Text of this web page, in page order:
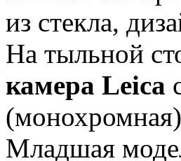
из стекла,
На тыльной
камера Leica
Младшая